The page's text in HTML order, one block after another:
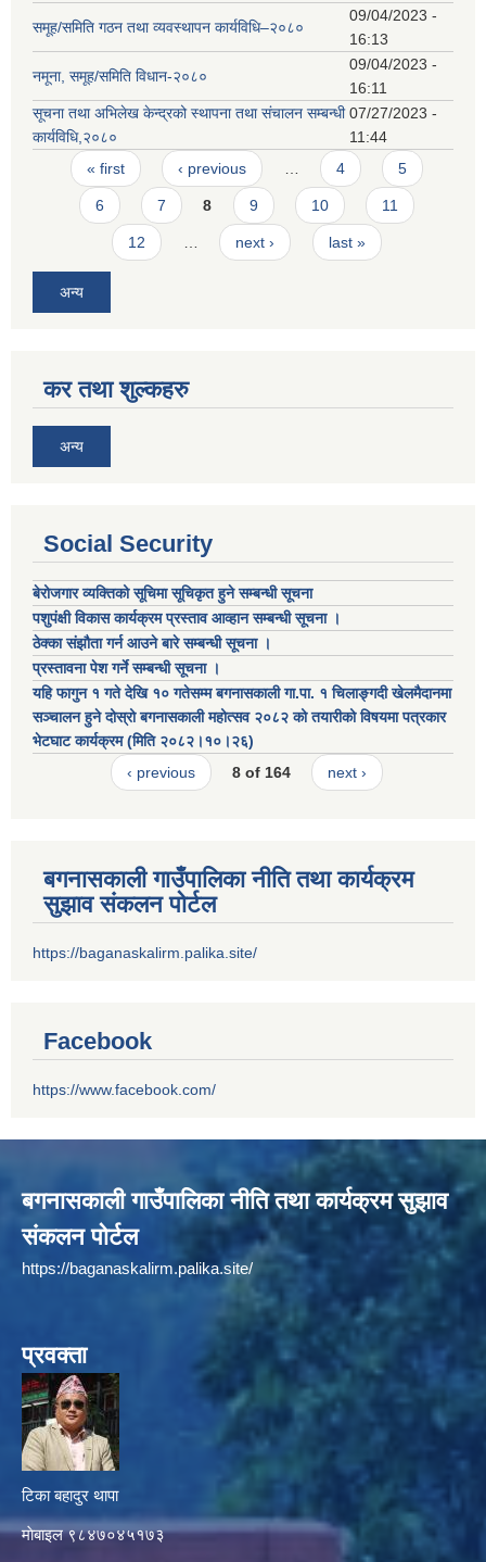
समूह/समिति गठन तथा व्यवस्थापन कार्यविधि–२०८०
09/04/2023 -
16:13
नमूना, समूह/समिति विधान-२०८०
09/04/2023 -
16:11
सूचना तथा अभिलेख केन्द्रको स्थापना तथा संचालन सम्बन्धी
कार्यविधि,२०८०
07/27/2023 -
11:44
Pages
« first ‹ previous 4 5
6 7 8 9 10 11
12 next › last »
अन्य
कर तथा शुल्कहरु
अन्य
Social Security
बेरोजगार व्यक्तिको सूचिमा सूचिकृत हुने सम्बन्धी सूचना
पशुपंक्षी विकास कार्यक्रम प्रस्ताव आव्हान सम्बन्धी सूचना ।
ठेक्का संझौता गर्न आउने बारे सम्बन्धी सूचना ।
प्रस्तावना पेश गर्ने सम्बन्धी सूचना ।
यहि फागुन १ गते देखि १० गतेसम्म बगनासकाली गा.पा. १ चिलाङ्गदी खेलमैदानमा
सञ्चालन हुने दोस्रो बगनासकाली महोत्सव २०८२ को तयारीको विषयमा पत्रकार
भेटघाट कार्यक्रम (मिति २०८२।१०।२६)
‹ previous
8 of 164 next ›
बगनासकाली गाउँपालिका नीति तथा कार्यक्रम
सुझाव संकलन पोर्टल
https://baganaskalirm.palika.site/
Facebook
https://www.facebook.com/
बगनासकाली गाउँपालिका नीति तथा कार्यक्रम सुझाव
संकलन पोर्टल
https://baganaskalirm.palika.site/
प्रवक्ता
टिका बहादुर थापा
माे‍बाइल ९८४७०४५१७३